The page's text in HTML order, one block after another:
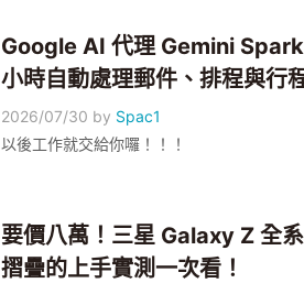
Google AI 代理 Gemini
小時自動處理郵件、排程與行
2026/07/30 by Spac1
以後工作就交給你囉！！！
要價八萬！三星 Galaxy Z 全
摺疊的上手實測一次看！